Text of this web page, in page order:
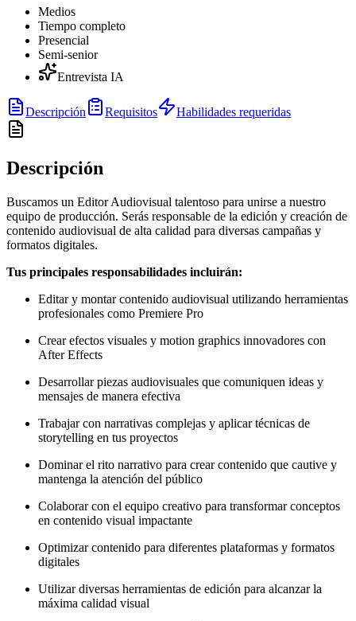
Medios
Tiempo completo
Presencial
Semi-senior
Entrevista IA
Descripción Requisitos Habilidades requeridas
Descripción
Buscamos un Editor Audiovisual talentoso para unirse a nuestro
equipo de producción. Serás responsable de la edición y creación de
contenido audiovisual de alta calidad para diversas campañas y
formatos digitales.
Tus principales responsabilidades incluirán:
Editar y montar contenido audiovisual utilizando herramientas
profesionales como Premiere Pro
Crear efectos visuales y motion graphics innovadores con
After Effects
Desarrollar piezas audiovisuales que comuniquen ideas y
mensajes de manera efectiva
Trabajar con narrativas complejas y aplicar técnicas de
storytelling en tus proyectos
Dominar el rito narrativo para crear contenido que cautive y
mantenga la atención del público
Colaborar con el equipo creativo para transformar conceptos
en contenido visual impactante
Optimizar contenido para diferentes plataformas y formatos
digitales
Utilizar diversas herramientas de edición para alcanzar la
máxima calidad visual